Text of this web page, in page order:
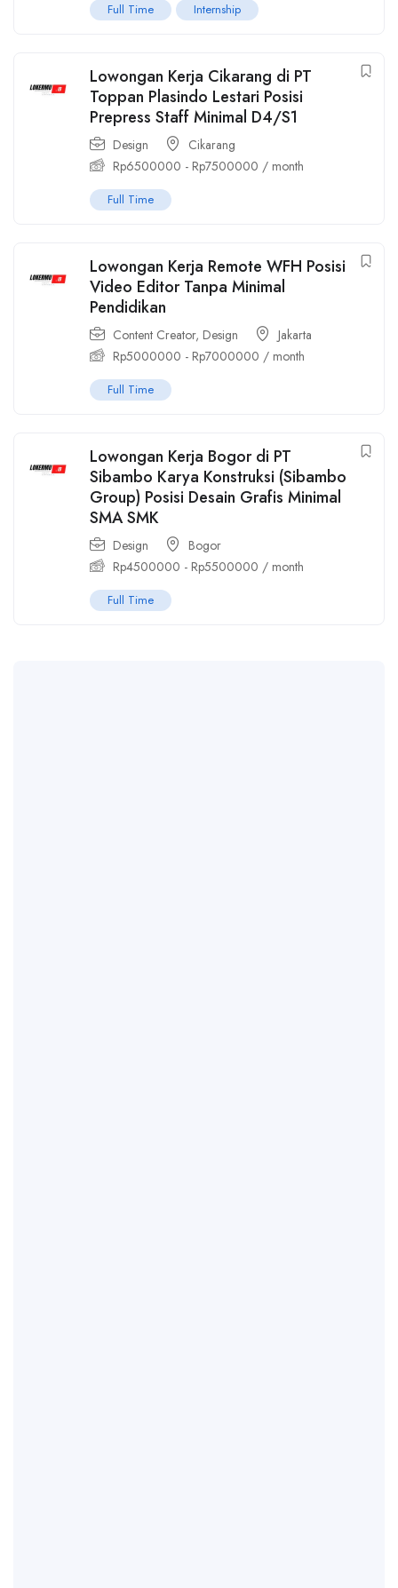
Full Time Internship
Lowongan Kerja Cikarang di PT
Toppan Plasindo Lestari Posisi
Prepress Staff Minimal D4/S1
Design
Cikarang
Rp6500000 - Rp7500000 / month
Full Time
Lowongan Kerja Remote WFH Posisi
Video Editor Tanpa Minimal
Pendidikan
Content Creator, Design
Jakarta
Rp5000000 - Rp7000000 / month
Full Time
Lowongan Kerja Bogor di PT
Sibambo Karya Konstruksi (Sibambo
Group) Posisi Desain Grafis Minimal
SMA SMK
Design
Bogor
Rp4500000 - Rp5500000 / month
Full Time